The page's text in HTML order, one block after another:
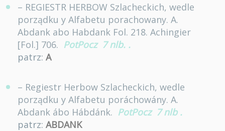
– REGIESTR HERBOW Szlacheckich, wedle
porządku y Alfabetu porachowany. A.
Abdank abo Habdank Fol. 218. Achingier
[Fol.] 706. PotPocz 7 nlb. .
patrz: A
– Regiestr Herbow Szlacheckich, wedle
porządku y Alfabetu poráchowány. A.
Abdank ábo Hábdánk. PotPocz 7 nlb .
patrz: ABDANK